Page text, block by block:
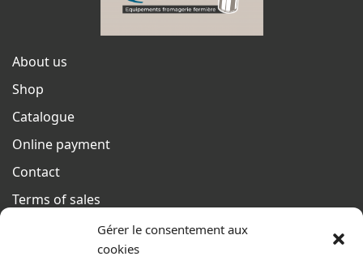
Gérer le consentement aux
cookies
About us
Shop
Catalogue
Online payment
Contact
Terms of sales
From monday to thursday
From 8h to 12h30 and from 13h30 to 17h20